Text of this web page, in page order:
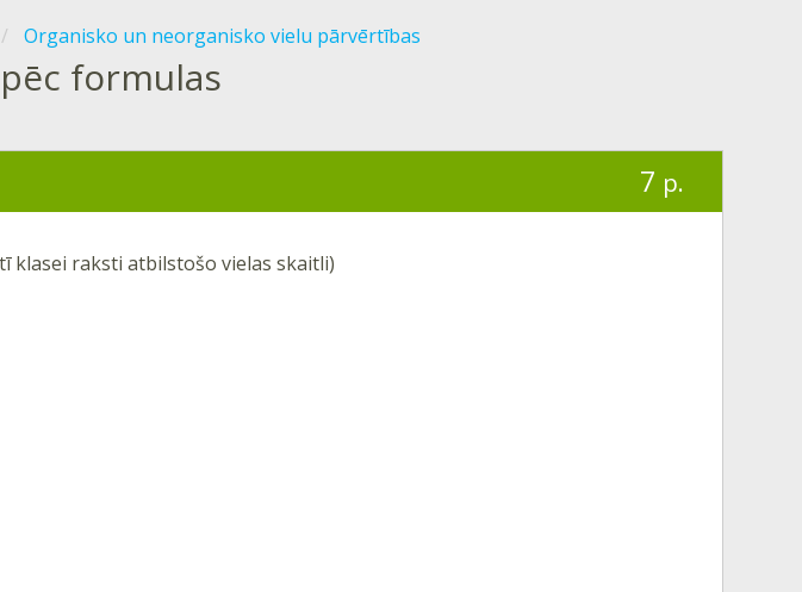
Organisko un neorganisko vielu pārvērtības
formulas
7 p.
klasei raksti atbilstošo vielas skaitli)